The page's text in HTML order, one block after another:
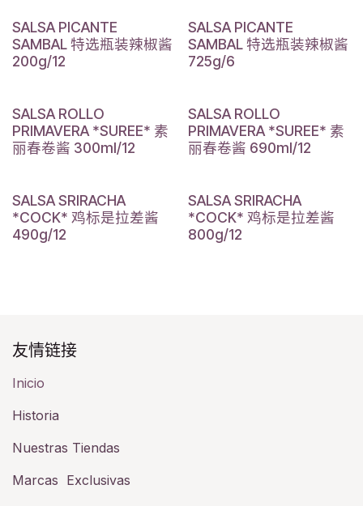
SALSA PICANTE
SAMBAL 特选瓶装辣椒酱
200g/12
SALSA PICANTE
SAMBAL 特选瓶装辣椒酱
725g/6
SALSA ROLLO
PRIMAVERA *SUREE* 素
丽春卷酱 300ml/12
SALSA ROLLO
PRIMAVERA *SUREE* 素
丽春卷酱 690ml/12
SALSA SRIRACHA
*COCK* 鸡标是拉差酱
490g/12
SALSA SRIRACHA
*COCK* 鸡标是拉差酱
800g/12
友情链接​
Inicio
Historia​
Nuestras Tiendas
Marcas Exclusivas